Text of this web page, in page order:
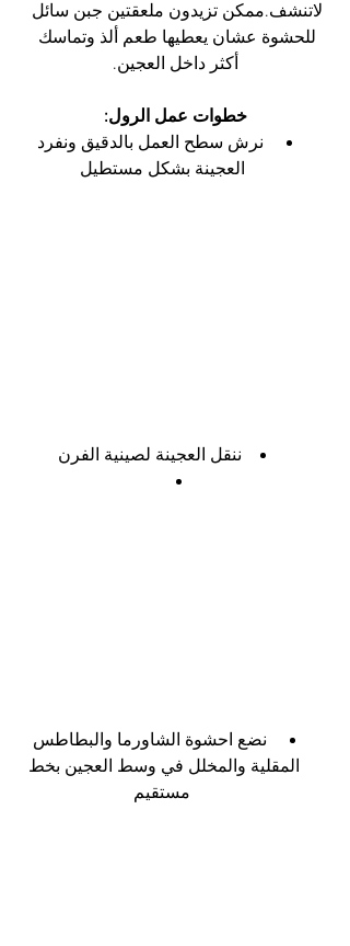
لاتنشف.ممكن تزيدون ملعقتين جبن سائل
للحشوة عشان يعطيها طعم ألذ وتماسك
أكثر داخل العجين.
خطوات عمل الرول:
نرش سطح العمل بالدقيق ونفرد
العجينة بشكل مستطيل
ننقل العجينة لصينية الفرن
نضع احشوة الشاورما والبطاطس
المقلية والمخلل في وسط العجين بخط
مستقيم